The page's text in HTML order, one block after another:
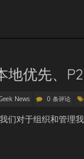
地优先、
News 0 条评论
们对于组织和管理